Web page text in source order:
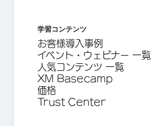
学習コンテンツ
お客様導入事例
イベント・ウェビナー 一覧
人気コンテンツ 一覧
XM Basecamp
価格
Trust Center